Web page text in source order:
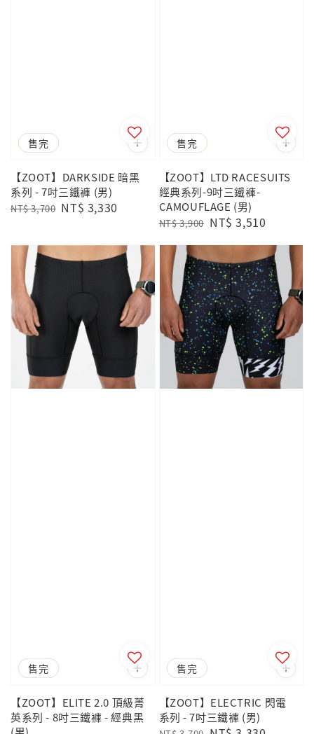
優惠
售完
【ZOOT】DARKSIDE 暗黑
系列 - 7吋三鐵褲 (男)
Regular
NT$ 3,700 Sale
NT$ 3,330
優惠
售完
【ZOOT】LTD RACESUITS
經典系列-9吋三鐵褲-
CAMOUFLAGE (男)
Regular
NT$ 3,900 Sale
NT$ 3,510
優惠
售完
【ZOOT】ELITE 2.0 頂級菁
英系列 - 8吋三鐵褲 - 經典黑
優惠
售完
【ZOOT】ELECTRIC 閃電
系列 - 7吋三鐵褲 (男)